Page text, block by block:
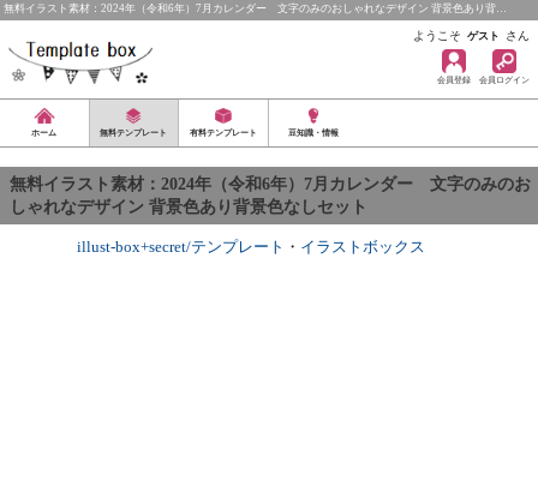
無料イラスト素材：2024年（令和6年）7月カレンダー 文字のみのおしゃれなデザイン 背景色あり背…
ようこそ ゲスト さん
会員登録 会員ログイン
ホーム 無料テンプレート 有料テンプレート 豆知識・情報
無料イラスト素材：2024年（令和6年）7月カレンダー 文字のみのお
しゃれなデザイン 背景色あり背景色なしセット
illust-box+secret/テンプレート ・ イラストボックス